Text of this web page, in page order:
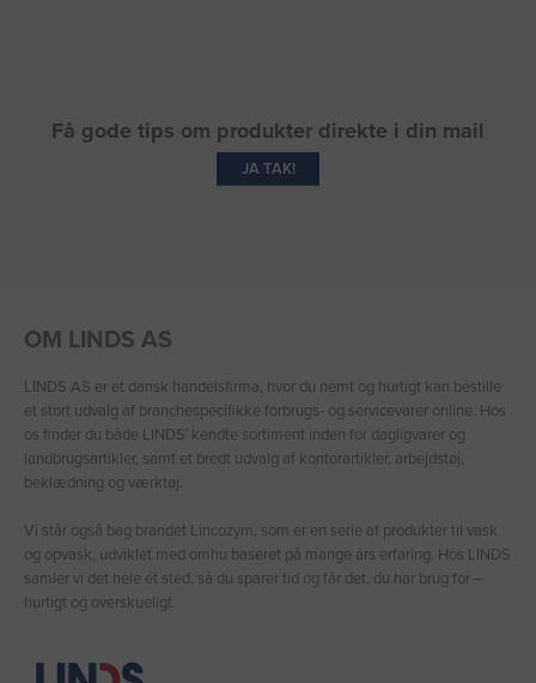
Få gode tips om produkter direkte i din mail
JA TAK!
OM LINDS AS
LINDS AS er et dansk handelsfirma, hvor du nemt og hurtigt kan bestille
et stort udvalg af branchespecifikke forbrugs- og servicevarer online. Hos
os finder du både LINDS′ kendte sortiment inden for dagligvarer og
landbrugsartikler, samt et bredt udvalg af kontorartikler, arbejdstøj,
beklædning og værktøj.
Vi står også bag brandet Lincozym, som er en serie af produkter til vask
og opvask, udviklet med omhu baseret på mange års erfaring. Hos LINDS
samler vi det hele ét sted, så du sparer tid og får det, du har brug for –
hurtigt og overskueligt.